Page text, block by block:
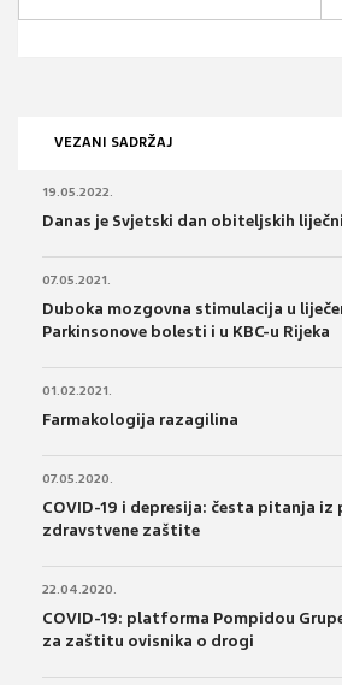
VEZANI SADRŽAJ
19.05.2022.
Danas je Svjetski dan obiteljskih
07.05.2021.
Duboka mozgovna stimulacija u
Parkinsonove bolesti i u KBC-u Rijeka
01.02.2021.
Farmakologija razagilina
07.05.2020.
COVID-19 i depresija: česta pitanja iz
zdravstvene zaštite
22.04.2020.
COVID-19: platforma Pompidou
za zaštitu ovisnika o drogi